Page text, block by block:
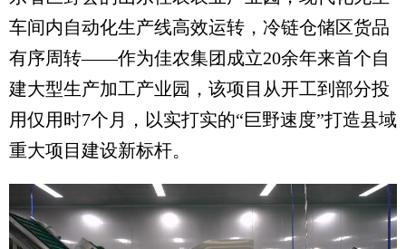
车间内自动化生产线高效运转，冷链仓储区货品
有序周转——作为佳农集团成立20余年来首个自
建大型生产加工产业园，该项目从开工到部分投
用仅用时7个月，以实打实的“巨野速度”打造县域
重大项目建设新标杆。